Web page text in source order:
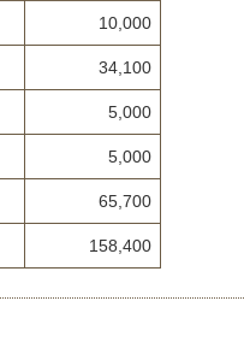
10,000
34,100
5,000
5,000
65,700
158,400